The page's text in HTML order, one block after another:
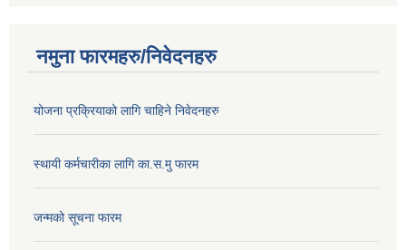
नमुना फारमहरु/निवेदनहरु
योजना प्रक्रियाको लागि चाहिने निवेदनहरु
स्थायी कर्मचारीका लागि का.स.मु फारम
जन्मको सूचना फारम